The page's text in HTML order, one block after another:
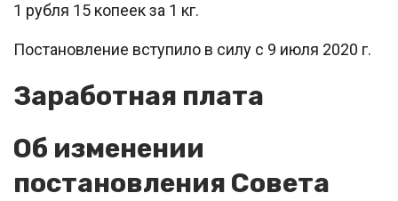
1 рубля 15 копеек за 1 кг.
Постановление вступило в силу с 9 июля 2020 г.
Заработная плата
Об изменении
постановления Совета